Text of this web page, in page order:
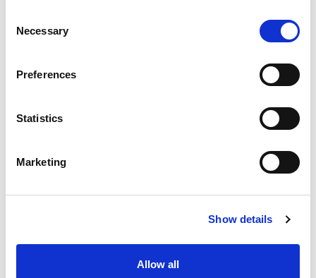
Selection
Necessary
Preferences
Statistics
Marketing
Show details
Allow all
MA1006 Falsfeste
PDF Monteringsanvisning
Monteringsanvisning